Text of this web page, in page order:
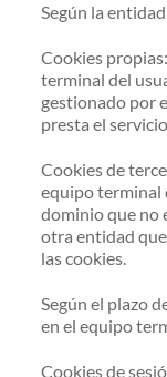
Según la
Cookies
terminal del
gestionado por
presta el
Cookies de
equipo terminal
dominio que no
otra entidad
las cookies.
Según el plazo
en el equipo
Cookies de